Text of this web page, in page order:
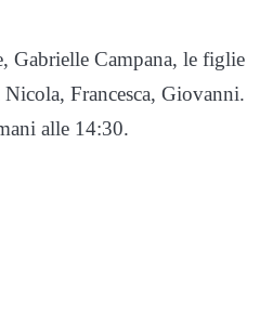
Gabrielle Campana, le figlie
Francesca, Giovanni.
alle 14:30.